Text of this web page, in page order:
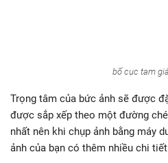
bố cục tam
Trọng tâm của bức ảnh sẽ được
được sắp xếp theo một đường
nhất nên khi chụp ảnh bằng máy
ảnh của bạn có thêm nhiều chi